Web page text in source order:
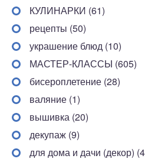
КУЛИНАРКИ (61)
рецепты (50)
украшение блюд (10)
МАСТЕР-КЛАССЫ (605)
бисероплетение (28)
валяние (1)
вышивка (20)
декупаж (9)
для дома и дачи (декор)